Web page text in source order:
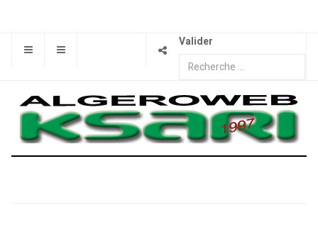
Valider